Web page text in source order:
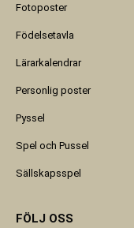
Fotoposter
Födelsetavla
Lärarkalendrar
Personlig poster
Pyssel
Spel och Pussel
Sällskapsspel
FÖLJ OSS